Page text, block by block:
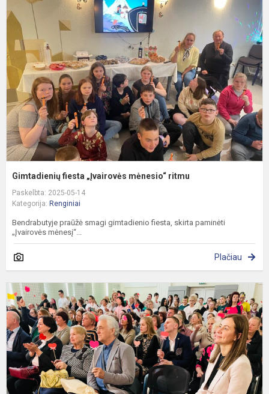
Gimtadienių fiesta „Įvairovės mėnesio“ ritmu
Paskelbta: 2025-05-14
Kategorija: Renginiai
Bendrabutyje praūžė smagi gimtadienio fiesta, skirta paminėti
„Įvairovės mėnesį“...
Plačiau